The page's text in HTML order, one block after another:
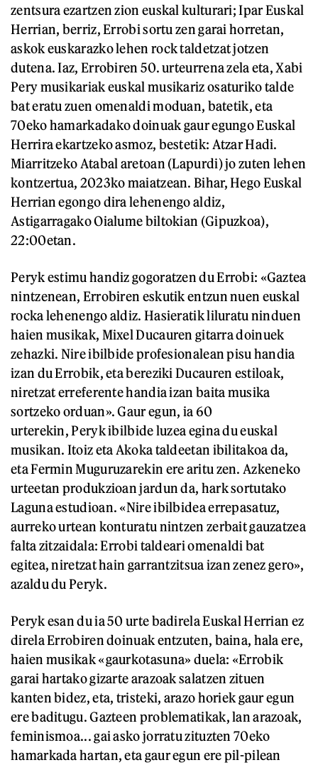
zentsura ezartzen zion euskal kulturari; Ipar Euskal
Herrian, berriz, Errobi sortu zen garai horretan,
askok euskarazko lehen rock taldetzat jotzen
dutena. Iaz, Errobiren 50. urteurrena zela eta, Xabi
Pery musikariak euskal musikariz osaturiko talde
bat eratu zuen omenaldi moduan, batetik, eta
70eko hamarkadako doinuak gaur egungo Euskal
Herrira ekartzeko asmoz, bestetik: Atzar Hadi.
Miarritzeko Atabal aretoan (Lapurdi) jo zuten lehen
kontzertua, 2023ko maiatzean. Bihar, Hego Euskal
Herrian egongo dira lehenengo aldiz,
Astigarragako Oialume biltokian (Gipuzkoa),
22:00etan.
Peryk estimu handiz gogoratzen du Errobi: «Gaztea
nintzenean, Errobiren eskutik entzun nuen euskal
rocka lehenengo aldiz. Hasieratik liluratu ninduen
haien musikak, Mixel Ducauren gitarra doinuek
zehazki. Nire ibilbide profesionalean pisu handia
izan du Errobik, eta bereziki Ducauren estiloak,
niretzat erreferente handia izan baita musika
sortzeko orduan». Gaur egun, ia 60
urterekin, Peryk ibilbide luzea egina du euskal
musikan. Itoiz eta Akoka taldeetan ibilitakoa da,
eta Fermin Muguruzarekin ere aritu zen. Azkeneko
urteetan produkzioan jardun da, hark sortutako
Laguna estudioan. «Nire ibilbidea errepasatuz,
aurreko urtean konturatu nintzen zerbait gauzatzea
falta zitzaidala: Errobi taldeari omenaldi bat
egitea, niretzat hain garrantzitsua izan zenez gero»,
azaldu du Peryk.
Peryk esan du ia 50 urte badirela Euskal Herrian ez
direla Errobiren doinuak entzuten, baina, hala ere,
haien musikak «gaurkotasuna» duela: «Errobik
garai hartako gizarte arazoak salatzen zituen
kanten bidez, eta, tristeki, arazo horiek gaur egun
ere baditugu. Gazteen problematikak, lan arazoak,
feminismoa... gai asko jorratu zituzten 70eko
hamarkada hartan, eta gaur egun ere pil-pilean